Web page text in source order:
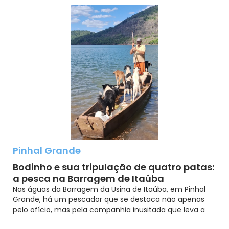
Pinhal Grande
Bodinho e sua tripulação de quatro patas:
a pesca na Barragem de Itaúba
Nas águas da Barragem da Usina de Itaúba, em Pinhal
Grande, há um pescador que se destaca não apenas
pelo ofício, mas pela companhia inusitada que leva a